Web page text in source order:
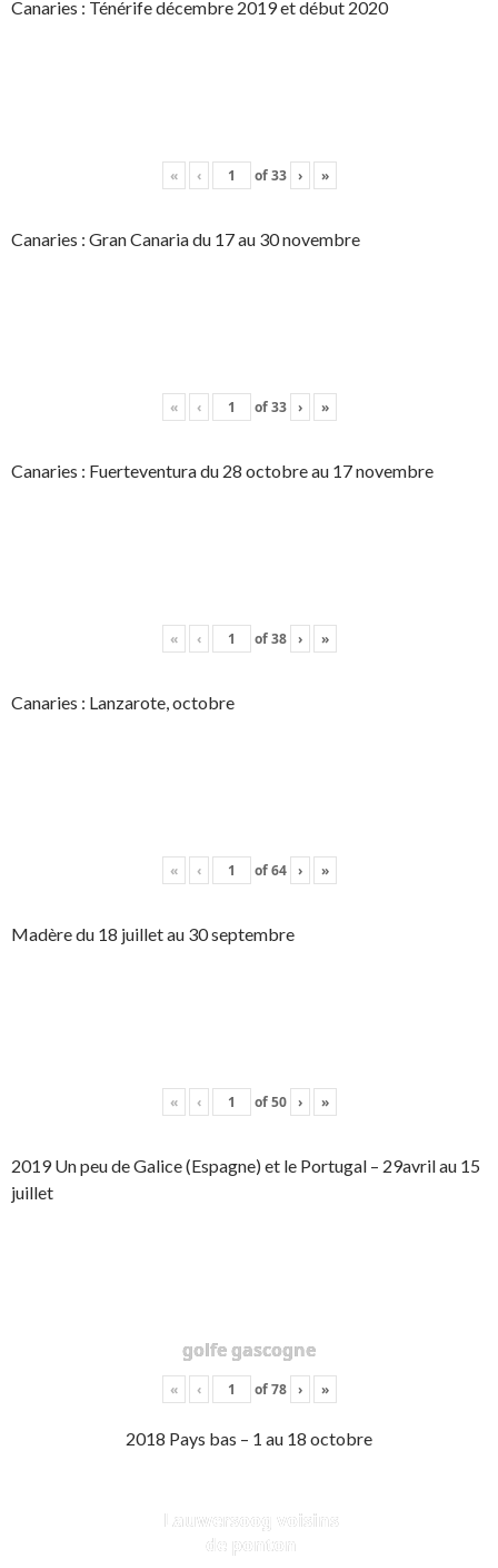
Canaries : Ténérife décembre 2019 et début 2020
« ‹ of33 › »
Canaries : Gran Canaria du 17 au 30 novembre
« ‹ of33 › »
Canaries : Fuerteventura du 28 octobre au 17 novembre
« ‹ of38 › »
Canaries : Lanzarote, octobre
« ‹ of64 › »
Madère du 18 juillet au 30 septembre
« ‹ of50 › »
2019 Un peu de Galice (Espagne) et le Portugal – 29avril au 15
juillet
golfe gascogne
« ‹ of78 › »
2018 Pays bas – 1 au 18 octobre
Lauwersoog voisins
de ponton